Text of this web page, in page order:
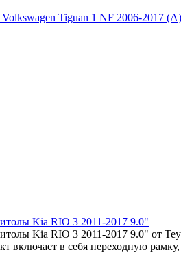
Tiguan 1 NF 2006-2017
Kia RIO 3 2011-2017 9.0"
Kia RIO 3 2011-2017 9.0" от
включает в себя переходную